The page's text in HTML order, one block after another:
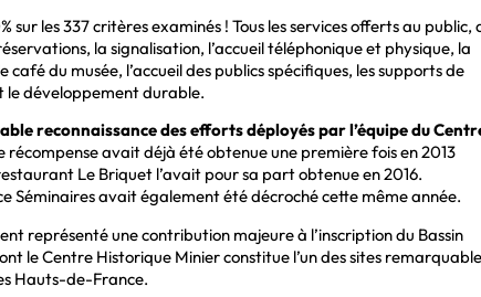
les 337 critères examinés ! Tous les services offerts au public,
la signalisation, l’accueil téléphonique et physique, la
du musée, l’accueil des publics spécifiques, les supports de
le développement durable.
reconnaissance des efforts déployés par l’équipe du
récompense avait déjà été obtenue une première fois en 2013
Le Briquet l’avait pour sa part obtenue en 2016.
Séminaires avait également été décroché cette même année.
représenté une contribution majeure à l’inscription du Bassin
le Centre Historique Minier constitue l’un des sites
Hauts-de-France.